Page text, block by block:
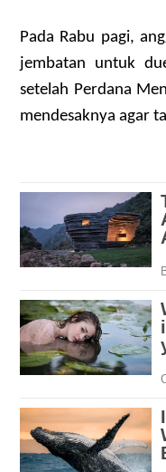
Pada Rabu pagi,
jembatan untuk
setelah Perdana
mendesaknya agar